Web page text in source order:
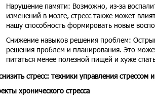
Нарушение памяти: Возможно, из-за
изменений в мозге, стресс также может
нашу способность формировать новые
Снижение навыков решения проблем:
решения проблем и планирования. Это
питаться менее полезной пищей и хуже
стресс: техники управления стрессом
хронического стресса